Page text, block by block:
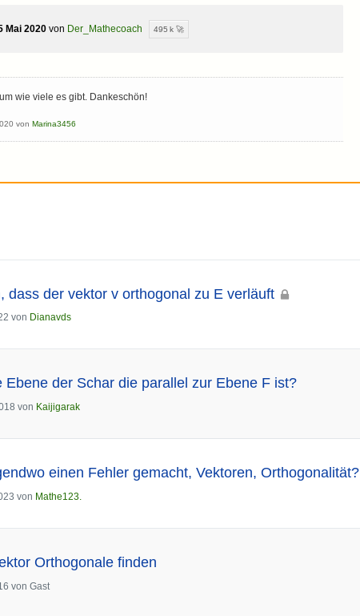
Mai 2020 von Der_Mathecoach 495 k 🚀
wie viele es gibt. Dankeschön!
vonMarina3456
dass der vektor v orthogonal zu E verläuft
von Dianavds
Ebene der Schar die parallel zur Ebene F ist?
von Kaijigarak
einen Fehler gemacht, Vektoren, Orthogonalität?
von Mathe123.
Orthogonale finden
von Gast